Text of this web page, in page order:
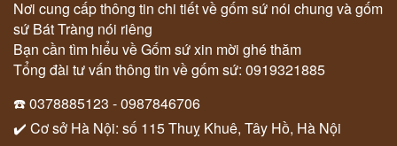
Nơi cung cấp thông tin chi tiết về gốm sứ nói chung và gốm
sứ Bát Tràng nói riêng
Bạn cần tìm hiểu về Gốm sứ xin mời ghé thăm
Tổng đài tư vấn thông tin về gốm sứ: 0919321885
☎️ 0378885123 - 0987846706
✔️ Cơ sở Hà Nội: số 115 Thuỵ Khuê, Tây Hồ, Hà Nội